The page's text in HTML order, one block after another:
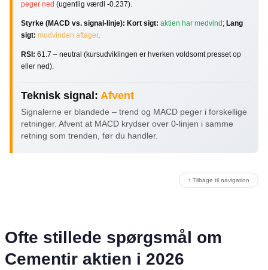
peger ned (ugentlig værdi -0.237).
Styrke (MACD vs. signal-linje): Kort sigt: aktien har medvind; Lang
sigt: modvinden aftager.
RSI: 61.7 – neutral (kursudviklingen er hverken voldsomt presset op
eller ned).
Teknisk signal: Afvent
Signalerne er blandede – trend og MACD peger i forskellige
retninger. Afvent at MACD krydser over 0-linjen i samme
retning som trenden, før du handler.
↑ Tilbage til navigation
Ofte stillede spørgsmål om
Cementir aktien i 2026